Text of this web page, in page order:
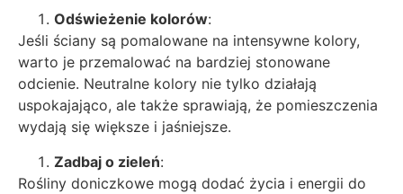
Odświeżenie kolorów:
Jeśli ściany są pomalowane na intensywne kolory,
warto je przemalować na bardziej stonowane
odcienie. Neutralne kolory nie tylko działają
uspokajająco, ale także sprawiają, że pomieszczenia
wydają się większe i jaśniejsze.
Zadbaj o zieleń:
Rośliny doniczkowe mogą dodać życia i energii do